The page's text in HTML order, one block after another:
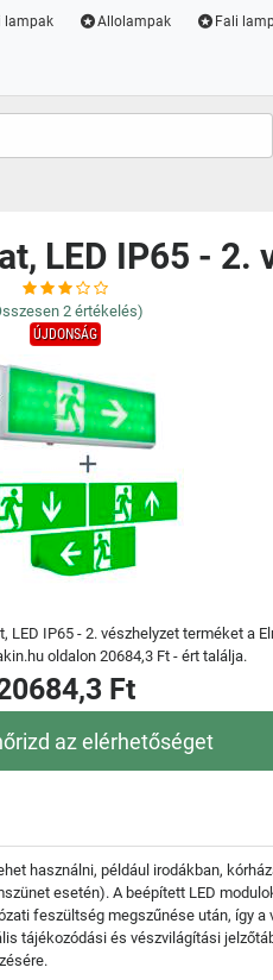
lampak Allolampak Fali
LED IP65 - 2.
2 értékelés)
ÚJDONSÁG
LED IP65 - 2. vészhelyzet terméket a
oldalon 20684,3 Ft - ért találja.
Ft
az elérhetőséget
használni, például irodákban,
esetén). A beépített LED
feszültség megszűnése után, így
tájékozódási és vészvilágítási